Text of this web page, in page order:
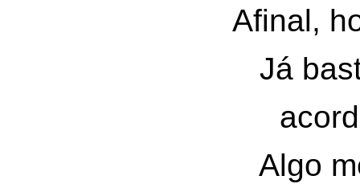
Afinal,
Já
Algo